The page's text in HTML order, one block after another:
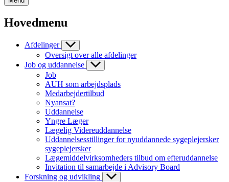
Hovedmenu
Afdelinger
Oversigt over alle afdelinger
Job og uddannelse
Job
AUH som arbejdsplads
Medarbejdertilbud
Nyansat?
Uddannelse
Yngre Læger
Lægelig Videreuddannelse
Uddannelsesstillinger for nyuddannede sygeplejersker
sygeplejersker
Lægemiddelvirksomheders tilbud om efteruddannelse
Invitation til samarbejde i Advisory Board
Forskning og udvikling